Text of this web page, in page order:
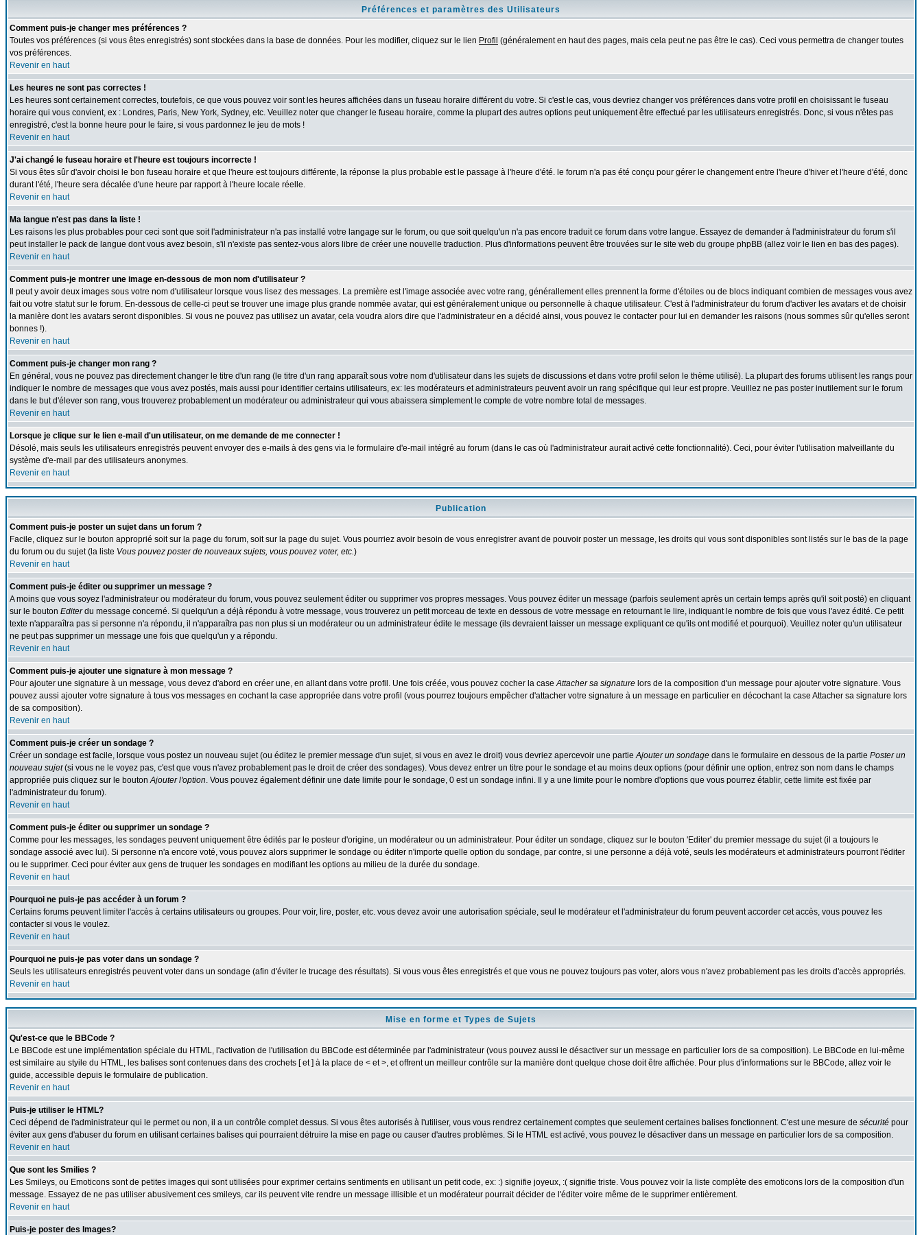
Préférences et paramètres des Utilisateurs
Comment puis-je changer mes préférences ?
Toutes vos préférences (si vous êtes enregistrés) sont stockées dans la base de données. Pour les modifier, cliquez sur le lien Profil (généralement en haut des pages, mais cela peut ne pas être le cas). Ceci vous permettra de changer toutes
vos préférences.
Revenir en haut
Les heures ne sont pas correctes !
Les heures sont certainement correctes, toutefois, ce que vous pouvez voir sont les heures affichées dans un fuseau horaire différent du votre. Si c'est le cas, vous devriez changer vos préférences dans votre profil en choisissant le fuseau
horaire qui vous convient, ex : Londres, Paris, New York, Sydney, etc. Veuillez noter que changer le fuseau horaire, comme la plupart des autres options peut uniquement être effectué par les utilisateurs enregistrés. Donc, si vous n'êtes pas
enregistré, c'est la bonne heure pour le faire, si vous pardonnez le jeu de mots !
Revenir en haut
J'ai changé le fuseau horaire et l'heure est toujours incorrecte !
Si vous êtes sûr d'avoir choisi le bon fuseau horaire et que l'heure est toujours différente, la réponse la plus probable est le passage à l'heure d'été. le forum n'a pas été conçu pour gérer le changement entre l'heure d'hiver et l'heure d'été, donc
durant l'été, l'heure sera décalée d'une heure par rapport à l'heure locale réelle.
Revenir en haut
Ma langue n'est pas dans la liste !
Les raisons les plus probables pour ceci sont que soit l'administrateur n'a pas installé votre langage sur le forum, ou que soit quelqu'un n'a pas encore traduit ce forum dans votre langue. Essayez de demander à l'administrateur du forum s'il
peut installer le pack de langue dont vous avez besoin, s'il n'existe pas sentez-vous alors libre de créer une nouvelle traduction. Plus d'informations peuvent être trouvées sur le site web du groupe phpBB (allez voir le lien en bas des pages).
Revenir en haut
Comment puis-je montrer une image en-dessous de mon nom d'utilisateur ?
Il peut y avoir deux images sous votre nom d'utilisateur lorsque vous lisez des messages. La première est l'image associée avec votre rang, générallement elles prennent la forme d'étoiles ou de blocs indiquant combien de messages vous avez
fait ou votre statut sur le forum. En-dessous de celle-ci peut se trouver une image plus grande nommée avatar, qui est généralement unique ou personnelle à chaque utilisateur. C'est à l'administrateur du forum d'activer les avatars et de choisir
la manière dont les avatars seront disponibles. Si vous ne pouvez pas utilisez un avatar, cela voudra alors dire que l'administrateur en a décidé ainsi, vous pouvez le contacter pour lui en demander les raisons (nous sommes sûr qu'elles seront
bonnes !).
Revenir en haut
Comment puis-je changer mon rang ?
En général, vous ne pouvez pas directement changer le titre d'un rang (le titre d'un rang apparaît sous votre nom d'utilisateur dans les sujets de discussions et dans votre profil selon le thème utilisé). La plupart des forums utilisent les rangs pour
indiquer le nombre de messages que vous avez postés, mais aussi pour identifier certains utilisateurs, ex: les modérateurs et administrateurs peuvent avoir un rang spécifique qui leur est propre. Veuillez ne pas poster inutilement sur le forum
dans le but d'élever son rang, vous trouverez probablement un modérateur ou administrateur qui vous abaissera simplement le compte de votre nombre total de messages.
Revenir en haut
Lorsque je clique sur le lien e-mail d'un utilisateur, on me demande de me connecter !
Désolé, mais seuls les utilisateurs enregistrés peuvent envoyer des e-mails à des gens via le formulaire d'e-mail intégré au forum (dans le cas où l'administrateur aurait activé cette fonctionnalité). Ceci, pour éviter l'utilisation malveillante du
système d'e-mail par des utilisateurs anonymes.
Revenir en haut
Publication
Comment puis-je poster un sujet dans un forum ?
Facile, cliquez sur le bouton approprié soit sur la page du forum, soit sur la page du sujet. Vous pourriez avoir besoin de vous enregistrer avant de pouvoir poster un message, les droits qui vous sont disponibles sont listés sur le bas de la page
du forum ou du sujet (la liste Vous pouvez poster de nouveaux sujets, vous pouvez voter, etc.)
Revenir en haut
Comment puis-je éditer ou supprimer un message ?
A moins que vous soyez l'administrateur ou modérateur du forum, vous pouvez seulement éditer ou supprimer vos propres messages. Vous pouvez éditer un message (parfois seulement après un certain temps après qu'il soit posté) en cliquant
sur le bouton Editerdu message concerné. Si quelqu'un a déjà répondu à votre message, vous trouverez un petit morceau de texte en dessous de votre message en retournant le lire, indiquant le nombre de fois que vous l'avez édité. Ce petit
texte n'apparaîtra pas si personne n'a répondu, il n'apparaîtra pas non plus si un modérateur ou un administrateur édite le message (ils devraient laisser un message expliquant ce qu'ils ont modifié et pourquoi). Veuillez noter qu'un utilisateur
ne peut pas supprimer un message une fois que quelqu'un y a répondu.
Revenir en haut
Comment puis-je ajouter une signature à mon message ?
Pour ajouter une signature à un message, vous devez d'abord en créer une, en allant dans votre profil. Une fois créée, vous pouvez cocher la caseAttacher sa signature lors de la composition d'un message pour ajouter votre signature. Vous
pouvez aussi ajouter votre signature à tous vos messages en cochant la case appropriée dans votre profil (vous pourrez toujours empêcher d'attacher votre signature à un message en particulier en décochant la case Attacher sa signature lors
de sa composition).
Revenir en haut
Comment puis-je créer un sondage ?
Créer un sondage est facile, lorsque vous postez un nouveau sujet (ou éditez le premier message d'un sujet, si vous en avez le droit) vous devriez apercevoir une partieAjouter un sondage dans le formulaire en dessous de la partie Poster un
nouveau sujet(si vous ne le voyez pas, c'est que vous n'avez probablement pas le droit de créer des sondages). Vous devez entrer un titre pour le sondage et au moins deux options (pour définir une option, entrez son nom dans le champs
appropriée puis cliquez sur le boutonAjouter l'option. Vous pouvez également définir une date limite pour le sondage, 0 est un sondage infini. Il y a une limite pour le nombre d'options que vous pourrez établir, cette limite est fixée par
l'administrateur du forum).
Revenir en haut
Comment puis-je éditer ou supprimer un sondage ?
Comme pour les messages, les sondages peuvent uniquement être édités par le posteur d'origine, un modérateur ou un administrateur. Pour éditer un sondage, cliquez sur le bouton 'Editer' du premier message du sujet (il a toujours le
sondage associé avec lui). Si personne n'a encore voté, vous pouvez alors supprimer le sondage ou éditer n'importe quelle option du sondage, par contre, si une personne a déjà voté, seuls les modérateurs et administrateurs pourront l'éditer
ou le supprimer. Ceci pour éviter aux gens de truquer les sondages en modifiant les options au milieu de la durée du sondage.
Revenir en haut
Pourquoi ne puis-je pas accéder à un forum ?
Certains forums peuvent limiter l'accès à certains utilisateurs ou groupes. Pour voir, lire, poster, etc. vous devez avoir une autorisation spéciale, seul le modérateur et l'administrateur du forum peuvent accorder cet accès, vous pouvez les
contacter si vous le voulez.
Revenir en haut
Pourquoi ne puis-je pas voter dans un sondage ?
Seuls les utilisateurs enregistrés peuvent voter dans un sondage (afin d'éviter le trucage des résultats). Si vous vous êtes enregistrés et que vous ne pouvez toujours pas voter, alors vous n'avez probablement pas les droits d'accès appropriés.
Revenir en haut
Mise en forme et Types de Sujets
Qu'est-ce que le BBCode ?
Le BBCode est une implémentation spéciale du HTML, l'activation de l'utilisation du BBCode est déterminée par l'administrateur (vous pouvez aussi le désactiver sur un message en particulier lors de sa composition). Le BBCode en lui-même
est similaire au styile du HTML, les balises sont contenues dans des crochets [ et ] à la place de < et >, et offrent un meilleur contrôle sur la manière dont quelque chose doit être affichée. Pour plus d'informations sur le BBCode, allez voir le
guide, accessible depuis le formulaire de publication.
Revenir en haut
Puis-je utiliser le HTML?
Ceci dépend de l'administrateur qui le permet ou non, il a un contrôle complet dessus. Si vous êtes autorisés à l'utiliser, vous vous rendrez certainement comptes que seulement certaines balises fonctionnent. C'est une mesure de sécurité pour
éviter aux gens d'abuser du forum en utilisant certaines balises qui pourraient détruire la mise en page ou causer d'autres problèmes. Si le HTML est activé, vous pouvez le désactiver dans un message en particulier lors de sa composition.
Revenir en haut
Que sont les Smilies ?
Les Smileys, ou Emoticons sont de petites images qui sont utilisées pour exprimer certains sentiments en utilisant un petit code, ex: :) signifie joyeux, :( signifie triste. Vous pouvez voir la liste complète des emoticons lors de la composition d'un
message. Essayez de ne pas utiliser abusivement ces smileys, car ils peuvent vite rendre un message illisible et un modérateur pourrait décider de l'éditer voire même de le supprimer entièrement.
Revenir en haut
Puis-je poster des Images?